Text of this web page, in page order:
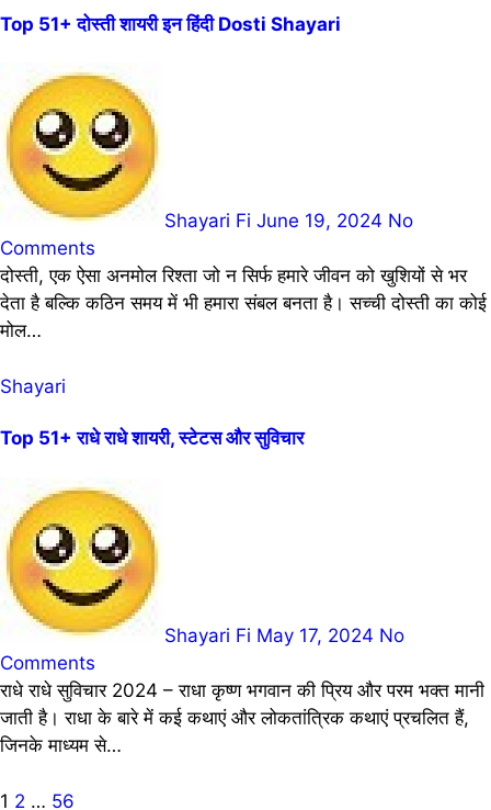
Top 51+ दोस्ती शायरी इन हिंदी Dosti Shayari
Shayari Fi June 19, 2024 No
Comments
दोस्ती, एक ऐसा अनमोल रिश्ता जो न सिर्फ हमारे जीवन को खुशियों से भर
देता है बल्कि कठिन समय में भी हमारा संबल बनता है। सच्ची दोस्ती का कोई
मोल…
Shayari
Top 51+ राधे राधे शायरी, स्टेटस और सुविचार
Shayari Fi May 17, 2024 No
Comments
राधे राधे सुविचार 2024 – राधा कृष्ण भगवान की प्रिय और परम भक्त मानी
जाती है। राधा के बारे में कई कथाएं और लोकतांत्रिक कथाएं प्रचलित हैं,
जिनके माध्यम से…
1 2 … 56